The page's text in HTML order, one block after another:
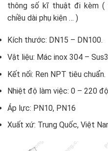
thông số kĩ thuật đi kèm (
chiều dài phụ kiện … )
Kích thước: DN15 – DN100.
Vật liệu: Mác inox 304 –
Kết nối: Ren NPT tiêu chuẩn.
Nhiệt độ làm việc: 0 – 220
Áp lực: PN10, PN16
Xuất xứ: Trung Quốc, Việt